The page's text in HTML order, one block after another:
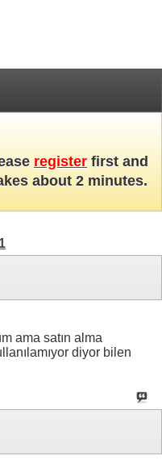
register first and
about 2 minutes.
ama satın alma
diyor bilen